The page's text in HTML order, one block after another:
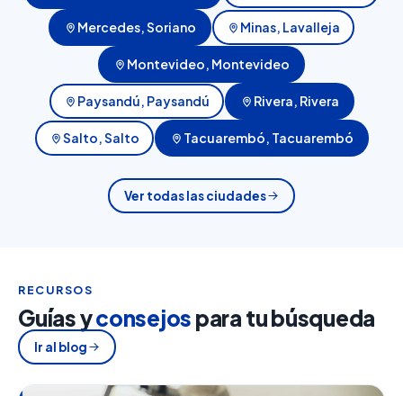
Mercedes, Soriano Minas, Lavalleja
Montevideo, Montevideo
Paysandú, Paysandú Rivera, Rivera
Salto, Salto Tacuarembó, Tacuarembó
Ver todas las ciudades
RECURSOS
Guías yconsejos para tu búsqueda
Ir al blog